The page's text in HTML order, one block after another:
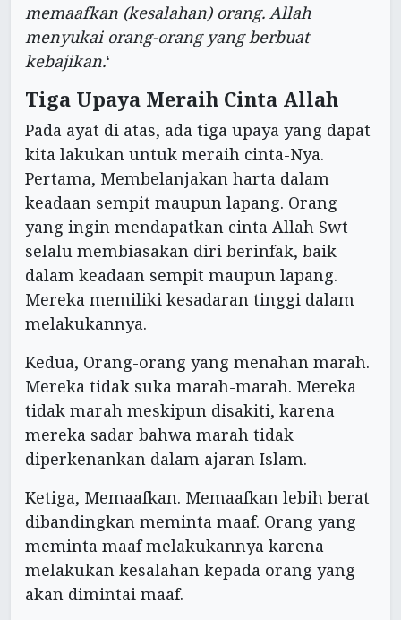
memaafkan (kesalahan) orang. Allah
menyukai orang-orang yang berbuat
kebajikan.‘
Tiga Upaya Meraih Cinta Allah
Pada ayat di atas, ada tiga upaya yang dapat
kita lakukan untuk meraih cinta-Nya.
Pertama, Membelanjakan harta dalam
keadaan sempit maupun lapang. Orang
yang ingin mendapatkan cinta Allah Swt
selalu membiasakan diri berinfak, baik
dalam keadaan sempit maupun lapang.
Mereka memiliki kesadaran tinggi dalam
melakukannya.
Kedua, Orang-orang yang menahan marah.
Mereka tidak suka marah-marah. Mereka
tidak marah meskipun disakiti, karena
mereka sadar bahwa marah tidak
diperkenankan dalam ajaran Islam.
Ketiga, Memaafkan. Memaafkan lebih berat
dibandingkan meminta maaf. Orang yang
meminta maaf melakukannya karena
melakukan kesalahan kepada orang yang
akan dimintai maaf.